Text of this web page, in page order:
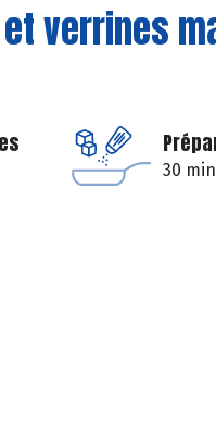
verrines
30 min